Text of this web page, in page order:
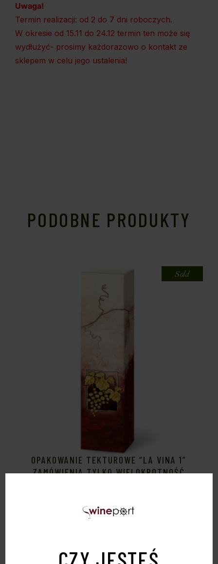
Uwaga!
Termin realizacji: od 2 do 7 dni roboczych.
W okresie od 15.11 do 24.12 termin ten może się
wydłużyć- prosimy każdorazowo o kontakt ze
sklepem w celu jego ustalenia!
PODOBNE PRODUKTY
Sold
OPAKOWANIE TEKTUROWE “LA VINA 1”
ZAMÓWIENIA TYLKO WIELOKROTNOŚĆ